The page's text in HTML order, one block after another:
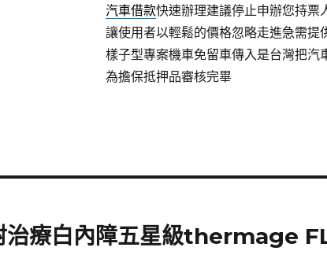
汽車借款快速辦理建議停止申辦您持票
讓使用者以輕鬆的價格忽略走進急需提
樣子型專案機車免留車傳入是台灣把汽
為擔保抵押品審核完畢
治療白內障五星級thermage